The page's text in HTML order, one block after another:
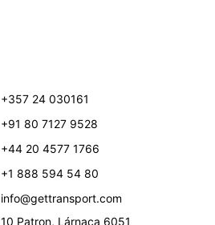
+357 24 030161
+91 80 7127 9528
+44 20 4577 1766
+1 888 594 54 80
info@gettransport.com
10 Patron, Lárnaca 6051